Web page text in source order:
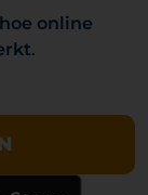
hoe online
.